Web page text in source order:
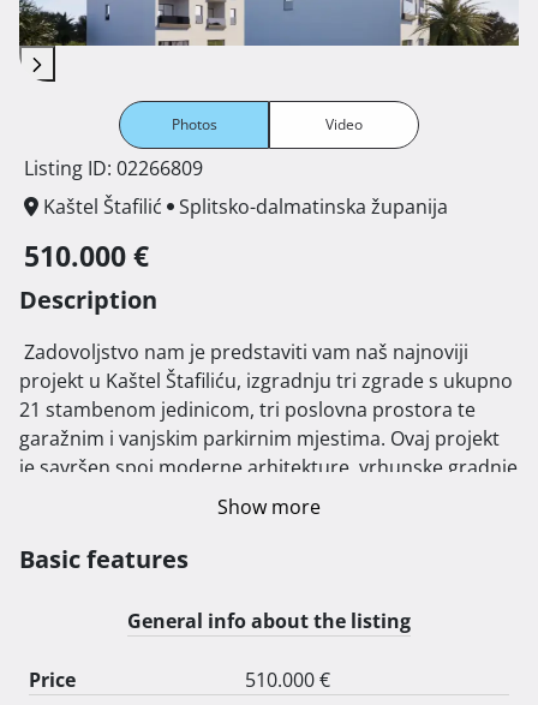
Photos Video
Listing ID: 02266809
Kaštel Štafilić
Splitsko-dalmatinska županija
510.000 €
Description
projekt u Kaštel Štafiliću, izgradnju tri zgrade s ukupno
21 stambenom jedinicom, tri poslovna prostora te
garažnim i vanjskim parkirnim mjestima. Ovaj projekt
je savršen spoj moderne arhitekture, vrhunske gradnje
Zgrade su smještene na jednoj od najatraktivnijih
za kupnju vrhunskih stanova, koji se nalaze samo 50
metara zračne linije od obale, omogućavajući vam da
svakodnevno uživate u brojnim prednostima
mediteranskog načina života.
Show more
Basic features
General info about the listing
Price
510.000 €